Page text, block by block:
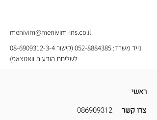
menivim@menivim-ins.co.il
08-6909312-3-4
נייד משרד: 052-8884385 (קישור
לשליחת הודעות וואטצאפ)
ראשי
086909312
צרו קשר